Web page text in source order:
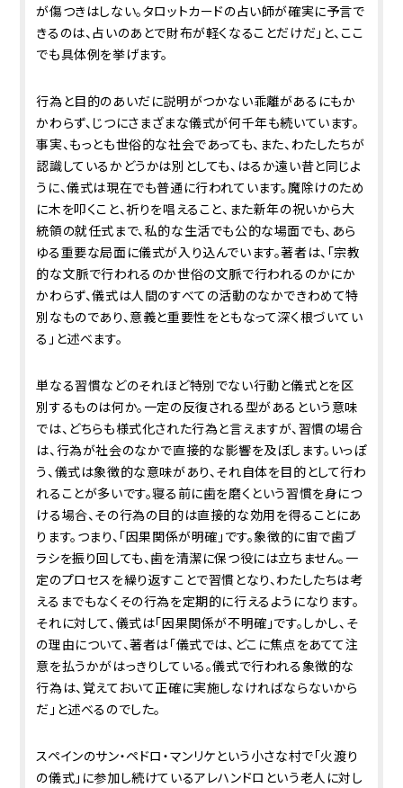
が傷つきはしない。タロットカードの占い師が確実に予言で
きるのは、占いのあとで財布が軽くなることだけだ」と、ここ
でも具体例を挙げます。
行為と目的のあいだに説明がつかない乖離があるにもか
かわらず、じつにさまざまな儀式が何千年も続いています。
事実、もっとも世俗的な社会であっても、また、わたしたちが
認識しているかどうかは別としても、はるか遠い昔と同じよ
うに、儀式は現在でも普通に行われています。魔除けのため
に木を叩くこと、祈りを唱えること、また新年の祝いから大
統領の就任式まで、私的な生活でも公的な場面でも、あら
ゆる重要な局面に儀式が入り込んでいます。著者は、「宗教
的な文脈で行われるのか世俗の文脈で行われるのかにか
かわらず、儀式は人間のすべての活動のなかできわめて特
別なものであり、意義と重要性をともなって深く根づいてい
る」と述べます。
単なる習慣などのそれほど特別でない行動と儀式とを区
別するものは何か。一定の反復される型があるという意味
では、どちらも様式化された行為と言えますが、習慣の場合
は、行為が社会のなかで直接的な影響を及ぼします。いっぽ
う、儀式は象徴的な意味があり、それ自体を目的として行わ
れることが多いです。寝る前に歯を磨くという習慣を身につ
ける場合、その行為の目的は直接的な効用を得ることにあ
ります。つまり、「因果関係が明確」です。象徴的に宙で歯ブ
ラシを振り回しても、歯を清潔に保つ役には立ちません。一
定のプロセスを繰り返すことで習慣となり、わたしたちは考
えるまでもなくその行為を定期的に行えるようになります。
それに対して、儀式は「因果関係が不明確」です。しかし、そ
の理由について、著者は「儀式では、どこに焦点をあてて注
意を払うかがはっきりしている。儀式で行われる象徴的な
行為は、覚えておいて正確に実施しなければならないから
だ」と述べるのでした。
スペインのサン・ペドロ・マンリケという小さな村で「火渡り
の儀式」に参加し続けているアレハンドロという老人に対し